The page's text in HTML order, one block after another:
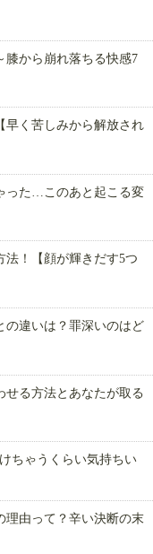
膝から崩れ落ちる快感7
早く苦しみから解放され
った…このあと起こる変
法！【顔が輝きだす5つ
の違いは？罪深いのはど
せる方法とあなたが取る
ちゃうくらい気持ちい
理由って？辛い決断の末